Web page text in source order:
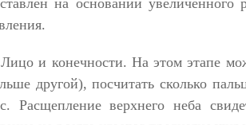
на основании
и конечности. На этом этапе
другой), посчитать сколько
Расщепление верхнего неба